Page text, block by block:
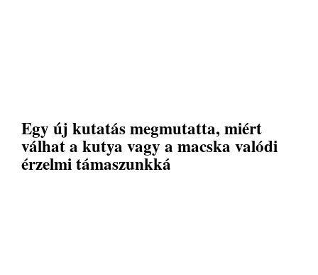
Egy új kutatás megmutatta, miért
válhat a kutya vagy a macska valódi
érzelmi támaszunkká